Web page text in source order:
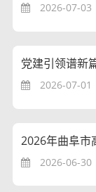
2026-07-03
2026-07-01
2026-06-30